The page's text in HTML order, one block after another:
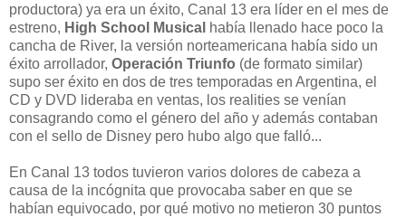
productora) ya era un éxito, Canal 13 era líder en el mes de
estreno, High School Musical había llenado hace poco la
cancha de River, la versión norteamericana había sido un
éxito arrollador, Operación Triunfo (de formato similar)
supo ser éxito en dos de tres temporadas en Argentina, el
CD y DVD lideraba en ventas, los realities se venían
consagrando como el género del año y además contaban
con el sello de Disney pero hubo algo que falló...
En Canal 13 todos tuvieron varios dolores de cabeza a
causa de la incógnita que provocaba saber en que se
habían equivocado, por qué motivo no metieron 30 puntos